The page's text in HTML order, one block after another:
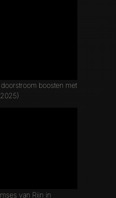
boosten met
van Rijn in